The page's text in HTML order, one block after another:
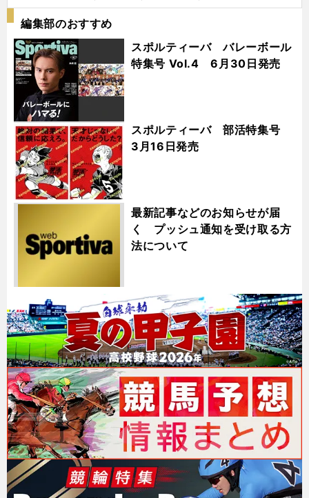
編集部のおすすめ
スポルティーバ バレーボール
特集号 Vol.4 6月30日発売
スポルティーバ 部活特集号
3月16日発売
最新記事などのお知らせが届
く プッシュ通知を受け取る方
法について